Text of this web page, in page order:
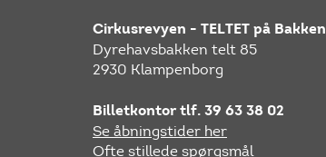
Cirkusrevyen - TELTET på Bakken
Dyrehavsbakken telt 85
2930 Klampenborg
Billetkontor tlf. 39 63 38 02
Se åbningstider her
Ofte stillede spørgsmål